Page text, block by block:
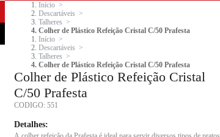
Início
Descartáveis
Talheres
Colher de Plástico Refeição Cristal C/50 Prafesta
Início
Descartáveis
Talheres
Colher de Plástico Refeição Cristal C/50 Prafesta
Colher de Plástico Refeição Cristal
C/50 Prafesta
CODIGO: 551
Detalhes: